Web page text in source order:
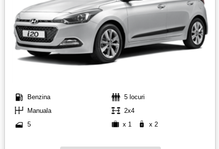
Benzina
5 locuri
Manuala
2x4
5
x 1 x 2